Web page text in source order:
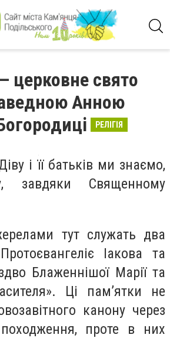
церковне свято
Анною
РЕЛІГІЯ
і її батьків ми знаємо,
завдяки Священному
тут служать два
Іакова та
Блаженнішої Марії та
Ці пам’ятки не
канону через
проте в них